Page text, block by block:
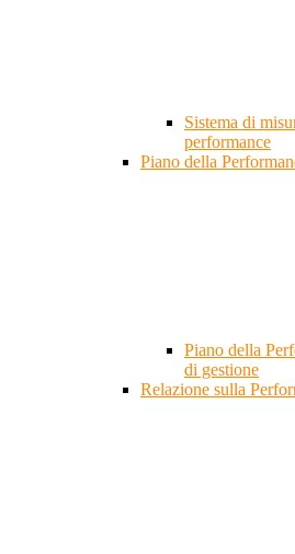
Sistema di
performance
Piano della
Piano della
di gestione
Relazione sulla